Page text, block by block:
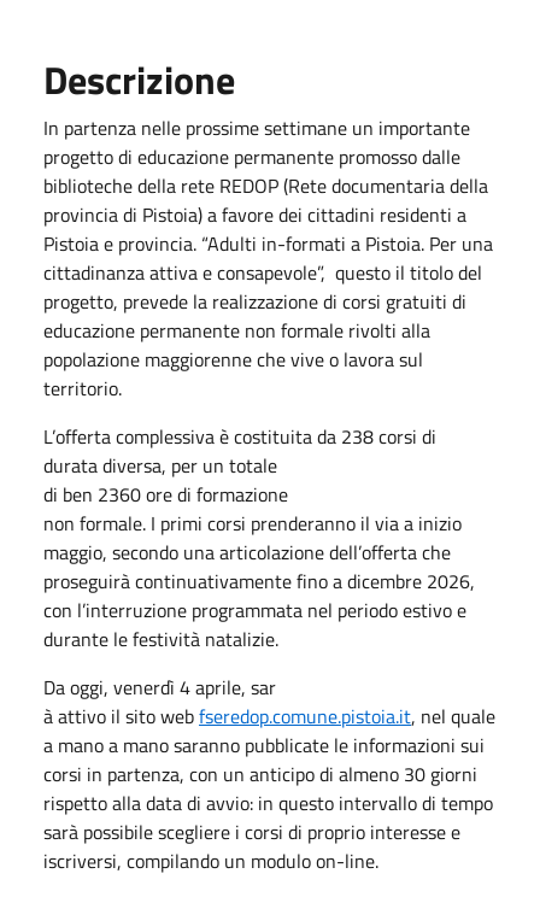
Descrizione
In partenza nelle prossime settimane un importante
progetto di educazione permanente promosso dalle
biblioteche della rete REDOP (Rete documentaria della
provincia di Pistoia) a favore dei cittadini residenti a
Pistoia e provincia. “Adulti in-formati a Pistoia. Per una
cittadinanza attiva e consapevole”, questo il titolo del
progetto, prevede la realizzazione di corsi gratuiti di
educazione permanente non formale rivolti alla
popolazione maggiorenne che vive o lavora sul
territorio.
L’offerta complessiva ècostituita da 238 corsi di
durata diversa, per un totale
di ben 2360 ore di formazione
non formale. I primi corsi prenderanno il via a inizio
maggio, secondo una articolazione dell’offerta che
proseguirà continuativamente fino a dicembre 2026,
con l’interruzione programmata nel periodo estivo e
durante le festività natalizie.
Da oggi, venerdì 4 aprile, sar
à attivo il sito webfseredop.comune.pistoia.it, nel quale
a mano a mano saranno pubblicate le informazioni sui
corsi in partenza, con un anticipo di almeno 30 giorni
rispetto alla data di avvio: in questo intervallo di tempo
sarà possibile scegliere i corsi di proprio interesse e
iscriversi, compilando un modulo on-line.